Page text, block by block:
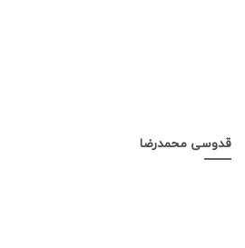
قدوسی محمدرضا